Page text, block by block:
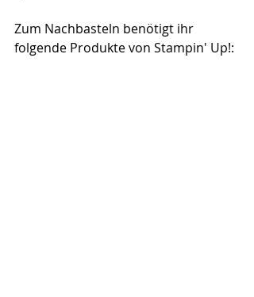
Zum Nachbasteln benötigt ihr
folgende Produkte von Stampin' Up!: